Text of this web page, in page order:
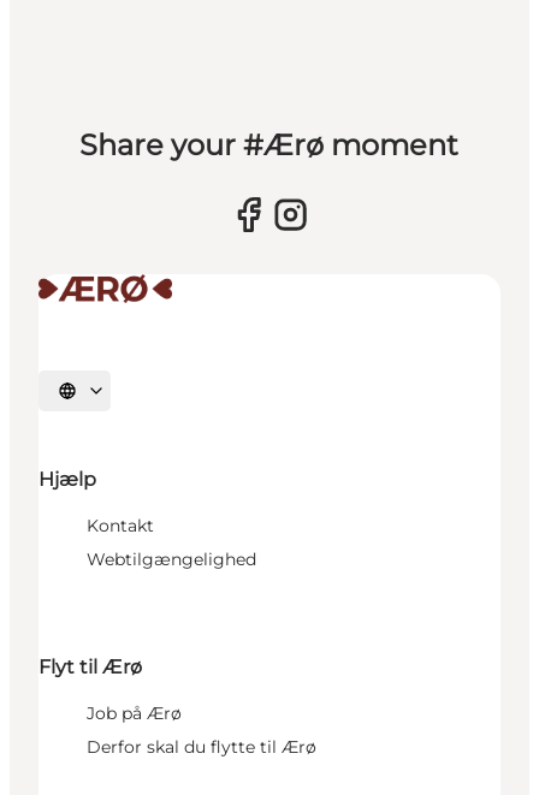
Share your #Ærø moment
Vælg sprog
Hjælp
Kontakt
Webtilgængelighed
Flyt til Ærø
Job på Ærø
Derfor skal du flytte til Ærø